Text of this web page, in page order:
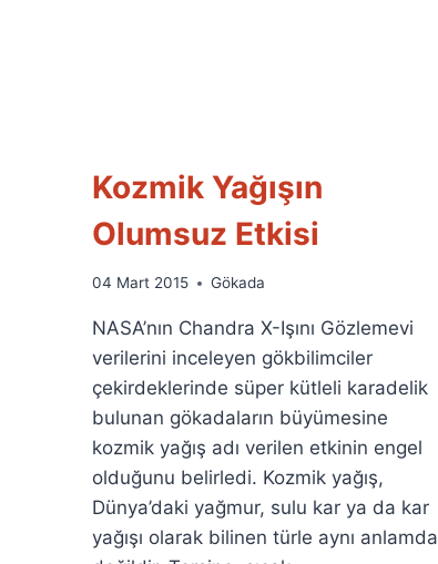
Kozmik Yağışın
Olumsuz Etkisi
By
Fuat
Özyar
04 Mart 2015 Gökada
NASA’nın Chandra X-Işını Gözlemevi
verilerini inceleyen gökbilimciler
çekirdeklerinde süper kütleli karadelik
bulunan gökadaların büyümesine
kozmik yağış adı verilen etkinin engel
olduğunu belirledi. Kozmik yağış,
Dünya’daki yağmur, sulu kar ya da kar
yağışı olarak bilinen türle aynı anlamda